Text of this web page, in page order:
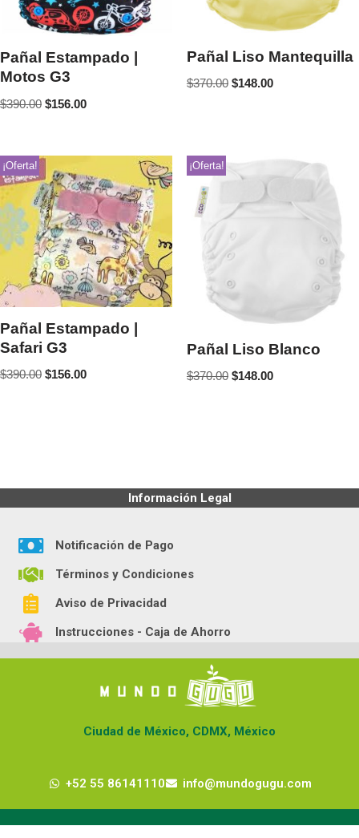
Pañal Estampado |
Motos G3
$390.00 $156.00
Pañal Liso Mantequilla
$370.00 $148.00
¡Oferta!
Pañal Estampado |
Safari G3
$390.00 $156.00
¡Oferta!
Pañal Liso Blanco
$370.00 $148.00
Información Legal
Notificación de Pago
Términos y Condiciones
Aviso de Privacidad
Instrucciones - Caja de Ahorro
Ciudad de México, CDMX, México
+52 55 86141110 info@mundogugu.com